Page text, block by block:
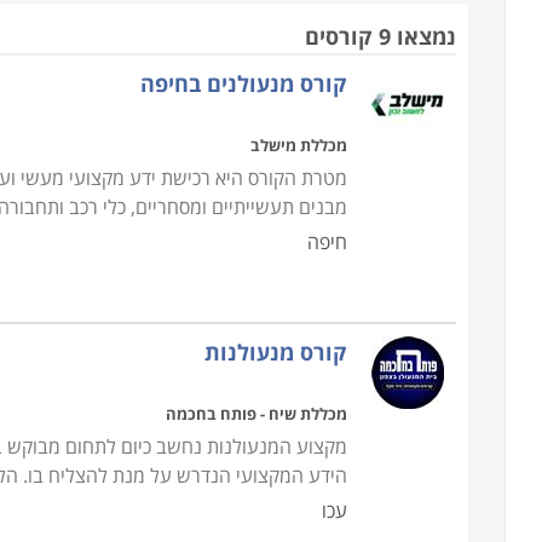
קורס מנעולן מעניק ידע מהבסיס, כך שאין כל צורך
ולרכוש לעצמו מקצוע מבוקש ומוביל ואף רווחי
ומערכות הנעילה השונות, טכניקות פריצה, מנעולים
באופן מדויק, מבלי לגרום נזק למערכת עצמה.
חודשים לקבל תעודה מקצועית בתחום, אשר
עסק עצמאי.
היכן ניתן ללמוד
לימודי קורס מנעולנות מתקיימים במרכזי לימוד
כי מקום הלימודים הינו עם וותק והמורים הינם
מקצועית ומוכרת בחברות המובילות בתחום זה.
נמצאו 9 קורסים
קורס מנעולנים בחיפה
מכללת מישלב
מטרת הקורס היא רכישת ידע מקצועי מעשי
מבנים תעשייתיים ומסחריים, כלי רכב
חיפה
קורס מנעולנות
מכללת שיח - פותח בחכמה
מקצוע המנעולנות נחשב כיום לתחום
הידע המקצועי הנדרש על מנת להצליח בו.
עכו